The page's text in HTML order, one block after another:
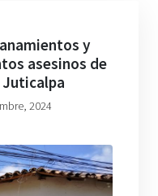
y
asesinos de
2024